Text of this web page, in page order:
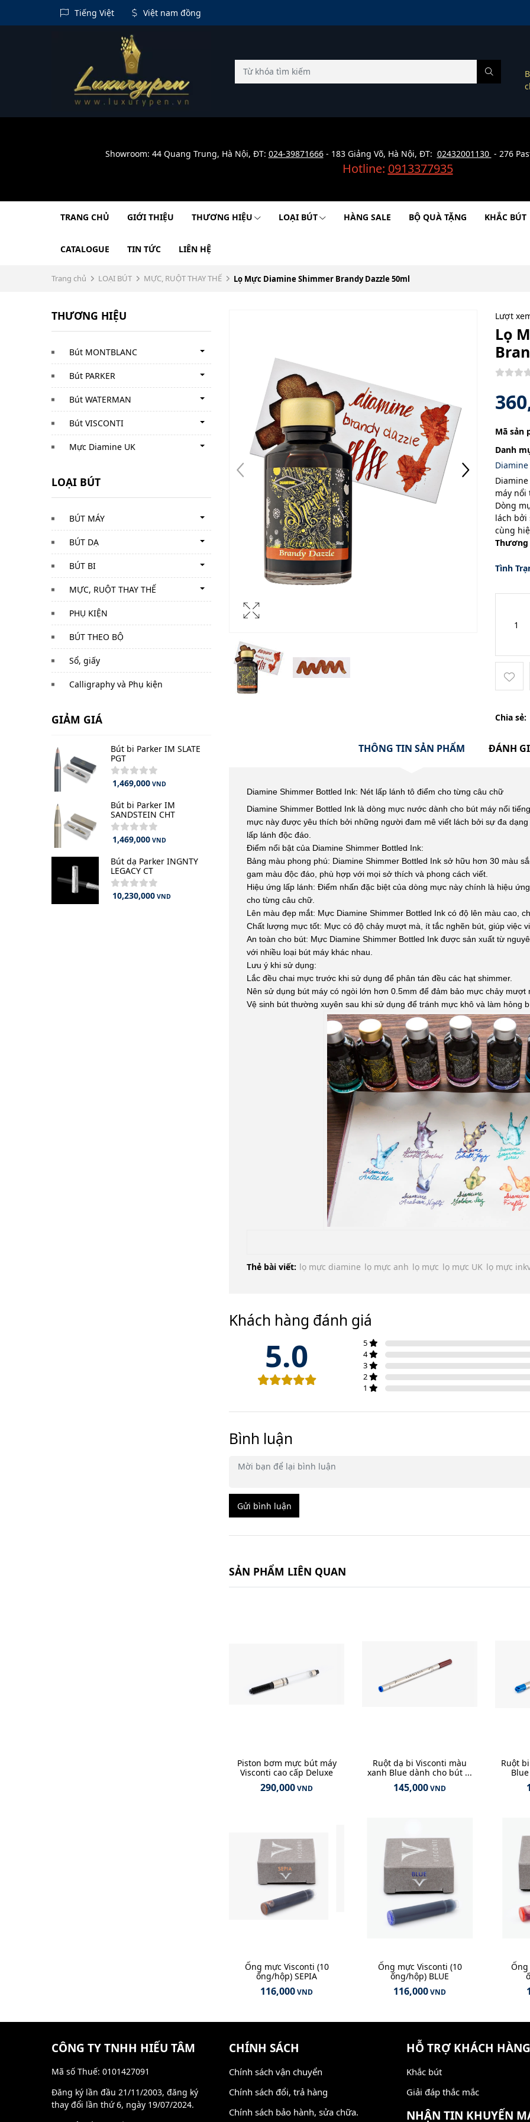
Tiếng Việt Việt nam đồng
Showroom: 44 Quang Trung, Hà Nội, ĐT: 024-39871666- 183 Giảng Võ, Hà Nội, ĐT: 02432001130 - 276
Hotline: 0913377935
TRANG CHỦ GIỚI THIỆU THƯƠNG HIỆU LOẠI BÚT HÀNG SALE BỘ QUÀ TẶNG KHẮC BÚT
CATALOGUE TIN TỨC LIÊN HỆ
Trang chủ LOẠI BÚT MỰC, RUỘT THAY THẾ Lọ Mực Diamine Shimmer Brandy Dazzle 50ml
THƯƠNG HIỆU
Bút MONTBLANC
Bút PARKER
Bút WATERMAN
Bút VISCONTI
Mực Diamine UK
LOẠI BÚT
BÚT MÁY
BÚT DẠ
BÚT BI
MỰC, RUỘT THAY THẾ
PHỤ KIỆN
BÚT THEO BỘ
Sổ, giấy
Calligraphy và Phụ kiện
GIẢM GIÁ
Bút bi Parker IM SLATE
PGT
1,469,000 VND
Bút bi Parker IM
SANDSTEIN CHT
1,469,000 VND
Bút dạ Parker INGNTY
LEGACY CT
10,230,000 VND
Lượt
Lọ
Mã sản
Danh
máy nổi
Dòng
lách bởi
cùng
Thương
Tình
Chia sẻ:
THÔNG TIN SẢN PHẨM ĐÁNH
Diamine Shimmer Bottled Ink: Nét lấp lánh tô điểm cho từng câu chữ
Diamine Shimmer Bottled Ink là dòng mực nước dành cho bút máy nổi
mực này được yêu thích bởi những người đam mê viết lách bởi sự đa
lấp lánh độc đáo.
Điểm nổi bật của Diamine Shimmer Bottled Ink:
Bảng màu phong phú: Diamine Shimmer Bottled Ink sở hữu hơn 30 màu
gam màu độc đáo, phù hợp với mọi sở thích và phong cách viết.
Hiệu ứng lấp lánh: Điểm nhấn đặc biệt của dòng mực này chính là hiệu
cho từng câu chữ.
Lên màu đẹp mắt: Mực Diamine Shimmer Bottled Ink có độ lên màu cao,
Chất lượng mực tốt: Mực có độ chảy mượt mà, ít tắc nghẽn bút, giúp việc
An toàn cho bút: Mực Diamine Shimmer Bottled Ink được sản xuất từ
với nhiều loại bút máy khác nhau.
Lưu ý khi sử dụng:
Lắc đều chai mực trước khi sử dụng để phân tán đều các hạt shimmer.
Nên sử dụng bút máy có ngòi lớn hơn 0.5mm để đảm bảo mực chảy mượt
Vệ sinh bút thường xuyên sau khi sử dụng để tránh mực khô và làm hỏng
Thẻ bài viết: lọ mực diamine lọ mực anh lọ mực lọ mực UK lọ mực
Khách hàng đánh giá
5.0
5
4
3
2
1
Bình luận
Gửi bình luận
SẢN PHẨM LIÊN QUAN
Piston bơm mực bút máy
Visconti cao cấp Deluxe
290,000VND
Ruột dạ bi Visconti màu
xanh Blue dành cho bút ...
145,000VND
Ruột
Ống mực Visconti (10
ống/hộp) SEPIA
116,000VND
Ống mực Visconti (10
ống/hộp) BLUE
116,000VND
Ống
CÔNG TY TNHH HIẾU TÂM
Mã số Thuế: 0101427091
Đăng ký lần đầu 21/11/2003, đăng ký
thay đổi lần thứ 6, ngày 19/07/2024.
CHÍNH SÁCH
Chính sách vận chuyển
Chính sách đổi, trả hàng
Chính sách bảo hành, sửa chữa.
HỖ TRỢ KHÁCH HÀNG
Khắc bút
Giải đáp thắc mắc
NHẬN TIN KHUYẾN